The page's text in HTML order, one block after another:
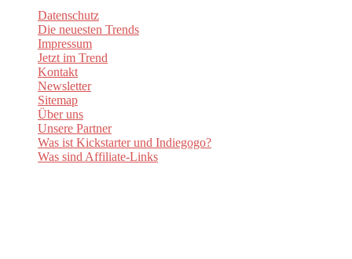
Datenschutz
Die neuesten Trends
Impressum
Jetzt im Trend
Kontakt
Newsletter
Sitemap
Über uns
Unsere Partner
Was ist Kickstarter und Indiegogo?
Was sind Affiliate-Links